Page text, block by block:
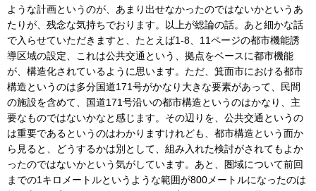
ような計画というのが、あまり出せなかったのではないかというあ
たりが、残念な気持ちでおります。以上が総論の話。あと細かな話
で入らせていただきますと、たとえば1-8、11ページの都市機能誘
導区域の設定、これは公共交通という、拠点をベースに都市機能
が、構造化されているように思います。ただ、箕面市における都市
構造というのは多分国道171号がかなり大きな要素があって、民間
の施設を含めて、国道171号沿いの都市構造というのはかなり、主
要なものではないかなと感じます。その辺りを、公共交通というの
は重要であるというのはわかりますけれども、都市構造という面か
ら見ると、どうするかは別として、組み入れた検討がされてもよか
ったのではないかという気がしています。あと、圏域について前回
までの1キロメートルというような範囲が800メートルになったのは